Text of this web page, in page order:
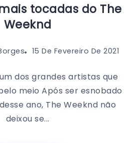
tocadas do The
Weeknd
15 De Fevereiro De 2021
dos grandes artistas que
meio Após ser esnobado
ano, The Weeknd não
deixou se...